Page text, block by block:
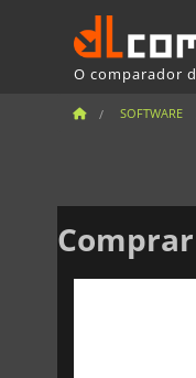
O comparador
SOFTWARE
Comprar